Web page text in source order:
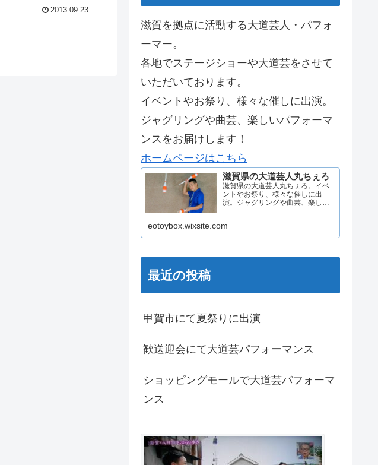
2013.09.23
滋賀を拠点に活動する大道芸人・パフォ
ーマー。
各地でステージショーや大道芸をさせて
いただいております。
イベントやお祭り、様々な催しに出演。
ジャグリングや曲芸、楽しいパフォーマ
ンスをお届けします！
ホームページはこちら
滋賀県の大道芸人丸ちぇろ
滋賀県の大道芸人丸ちぇろ。イベ
ントやお祭り、様々な催しに出
演。ジャグリングや曲芸、楽しい
eotoybox.wixsite.com
最近の投稿
甲賀市にて夏祭りに出演
歓送迎会にて大道芸パフォーマンス
ショッピングモールで大道芸パフォーマ
ンス